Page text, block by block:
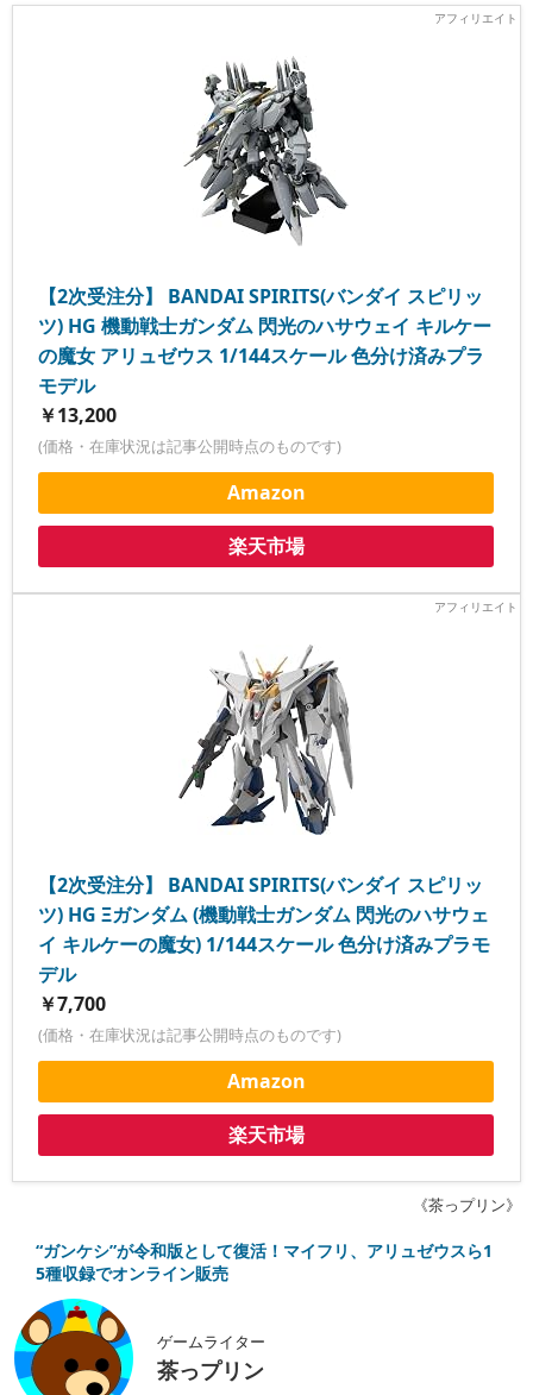
【2次受注分】 BANDAI SPIRITS(バンダイ スピリッ
ツ) HG 機動戦士ガンダム 閃光のハサウェイ キルケー
の魔女 アリュゼウス 1/144スケール 色分け済みプラ
モデル
￥13,200
(価格・在庫状況は記事公開時点のものです)
Amazon
楽天市場
【2次受注分】 BANDAI SPIRITS(バンダイ スピリッ
ツ) HG Ξガンダム (機動戦士ガンダム 閃光のハサウェ
イ キルケーの魔女) 1/144スケール 色分け済みプラモ
デル
￥7,700
(価格・在庫状況は記事公開時点のものです)
Amazon
楽天市場
《茶っプリン》
“ガンケシ”が令和版として復活！マイフリ、アリュゼウスら1
5種収録でオンライン販売
ゲームライター
茶っプリン